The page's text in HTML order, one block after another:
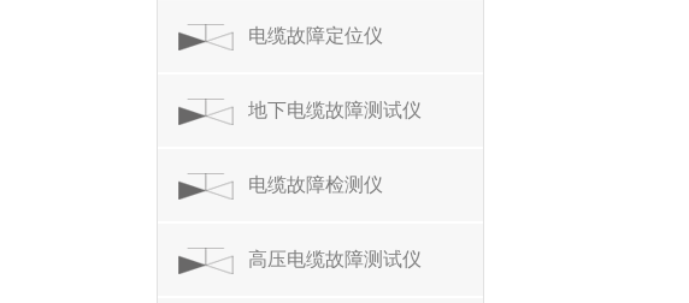
电缆故障定位仪
地下电缆故障测试仪
电缆故障检测仪
高压电缆故障测试仪